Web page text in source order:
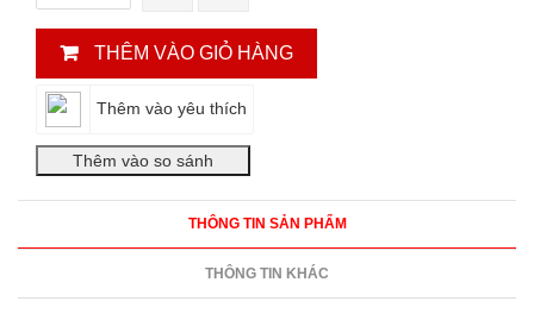
THÊM VÀO GIỎ HÀNG
Thêm vào yêu thích
THÔNG TIN SẢN PHẨM
THÔNG TIN KHÁC